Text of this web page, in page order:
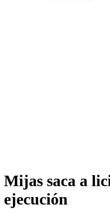
Mijas saca a
ejecución